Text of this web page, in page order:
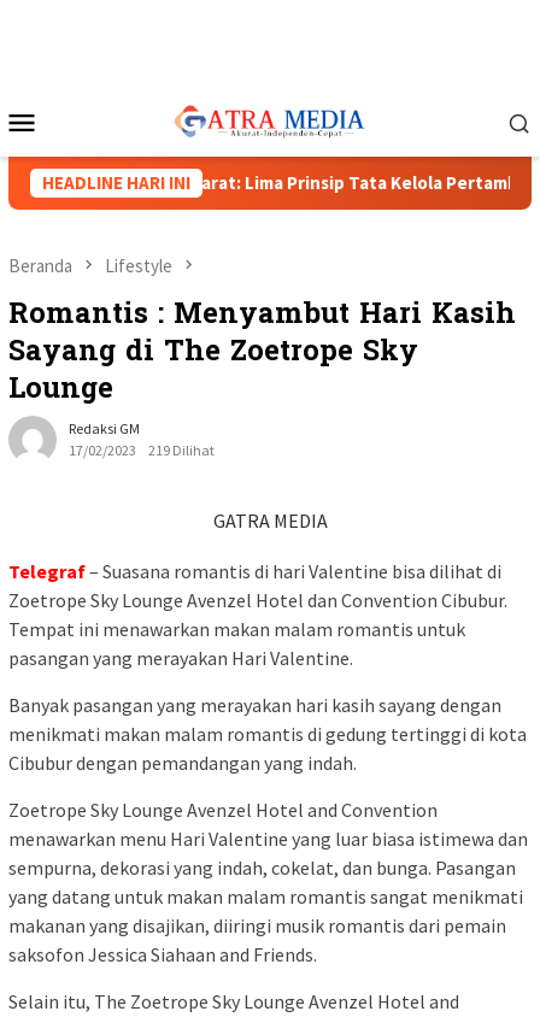
Mobile
HEADLINE HARI INI
Papua Barat: Lima Prinsip Tata Kelola Pertambangan
Beranda Lifestyle
Romantis : Menyambut Hari Kasih
Sayang di The Zoetrope Sky
Lounge
Redaksi GM
17/02/2023
219 Dilihat
GATRA MEDIA
Telegraf– Suasana romantis di hari Valentine bisa dilihat di
Zoetrope Sky Lounge Avenzel Hotel dan Convention Cibubur.
Tempat ini menawarkan makan malam romantis untuk
pasangan yang merayakan Hari Valentine.
Banyak pasangan yang merayakan hari kasih sayang dengan
menikmati makan malam romantis di gedung tertinggi di kota
Cibubur dengan pemandangan yang indah.
Zoetrope Sky Lounge Avenzel Hotel and Convention
menawarkan menu Hari Valentine yang luar biasa istimewa dan
sempurna, dekorasi yang indah, cokelat, dan bunga. Pasangan
yang datang untuk makan malam romantis sangat menikmati
makanan yang disajikan, diiringi musik romantis dari pemain
saksofon Jessica Siahaan and Friends.
Selain itu, The Zoetrope Sky Lounge Avenzel Hotel and